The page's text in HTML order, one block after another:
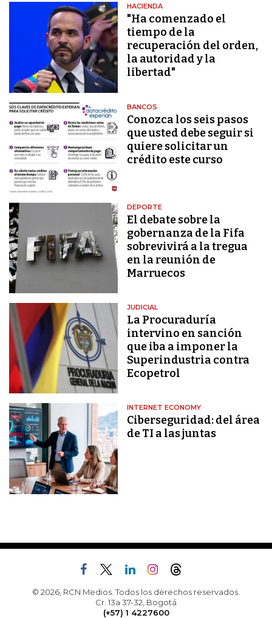
HACIENDA
"Ha comenzado el
tiempo de la
recuperación del orden,
la autoridad y la
libertad"
BANCOS
Conozca los seis pasos
que usted debe seguir si
quiere solicitar un
crédito este curso
DEPORTE
El debate sobre la
gobernanza de la Fifa
sobrevivirá a la tregua
en la reunión de
Marruecos
JUDICIAL
La Procuraduría
intervino en sanción
que iba a imponer la
Superindustria contra
Ecopetrol
INTERNET ECONOMY
Ciberseguridad: del área
de TI a las juntas
© 2026, RCN Medios. Todos los derechos reservados.
Cr. 13a 37-32, Bogotá
(+57) 1 4227600